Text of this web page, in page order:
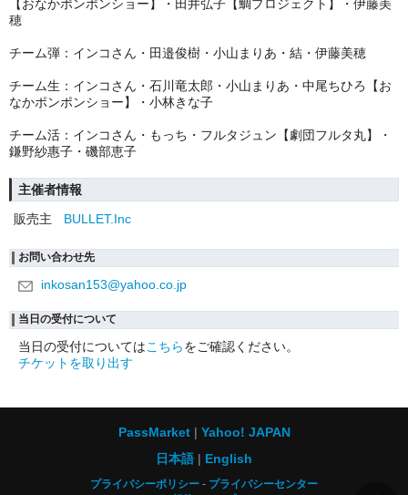
【おなかポンポンショー】・田井弘子【鯛プロジェクト】・伊藤美
穂
チーム弾：インコさん・田邉俊樹・小山まりあ・結・伊藤美穂
チーム生：インコさん・石川竜太郎・小山まりあ・中尾ちひろ【お
なかポンポンショー】・小林きな子
チーム活：インコさん・もっち・フルタジュン【劇団フルタ丸】・
鎌野紗惠子・磯部恵子
主催者情報
販売主
BULLET.Inc
お問い合わせ先
inkosan153@yahoo.co.jp
当日の受付について
当日の受付についてはこちらをご確認ください。
チケットを取り出す
PassMarket
Yahoo! JAPAN
日本語
English
プライバシーポリシー
プライバシーセンター